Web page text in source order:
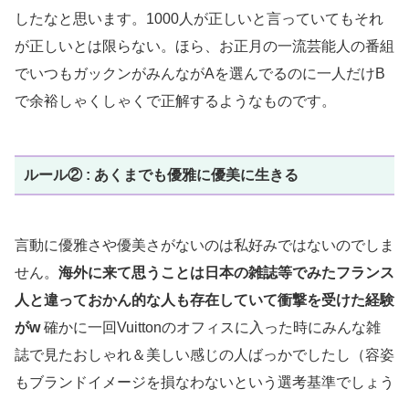
したなと思います。1000人が正しいと言っていてもそれ
が正しいとは限らない。ほら、お正月の一流芸能人の番組
でいつもガックンがみんながAを選んでるのに一人だけB
で余裕しゃくしゃくで正解するようなものです。
ルール② : あくまでも優雅に優美に生きる
言動に優雅さや優美さがないのは私好みではないのでしま
せん。 海外に来て思うことは日本の雑誌等でみたフランス
人と違っておかん的な人も存在していて衝撃を受けた経験
がw確かに一回Vuittonのオフィスに入った時にみんな雑
誌で見たおしゃれ＆美しい感じの人ばっかでしたし（容姿
もブランドイメージを損なわないという選考基準でしょう